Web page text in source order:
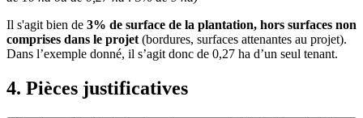
Il s'agit bien de 3% de surface de la plantation, hors surfaces non
comprises dans le projet (bordures, surfaces attenantes au projet).
Dans l’exemple donné, il s’agit donc de 0,27 ha d’un seul tenant.
4. Pièces justificatives